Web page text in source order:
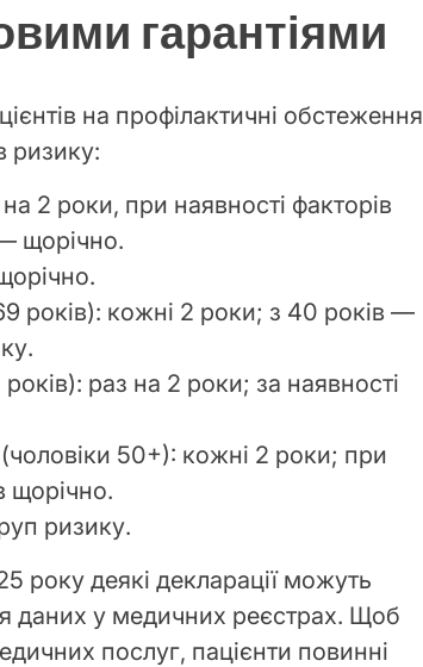
гарантіями
на профілактичні обстеження
ризику:
2 роки, при наявності факторів
щорічно.
років): кожні 2 роки; з 40 років —
раз на 2 роки; за наявності
(чоловіки 50+): кожні 2 роки; при
щорічно.
ризику.
року деякі декларації можуть
даних у медичних реєстрах. Щоб
послуг, пацієнти повинні